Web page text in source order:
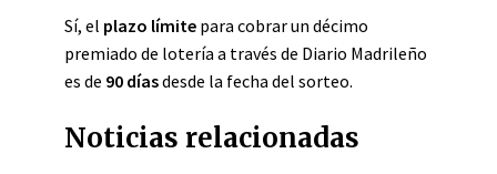
Sí, el plazo límite para cobrar un décimo
premiado de lotería a través de Diario Madrileño
es de 90 díasdesde la fecha del sorteo.
Noticias relacionadas